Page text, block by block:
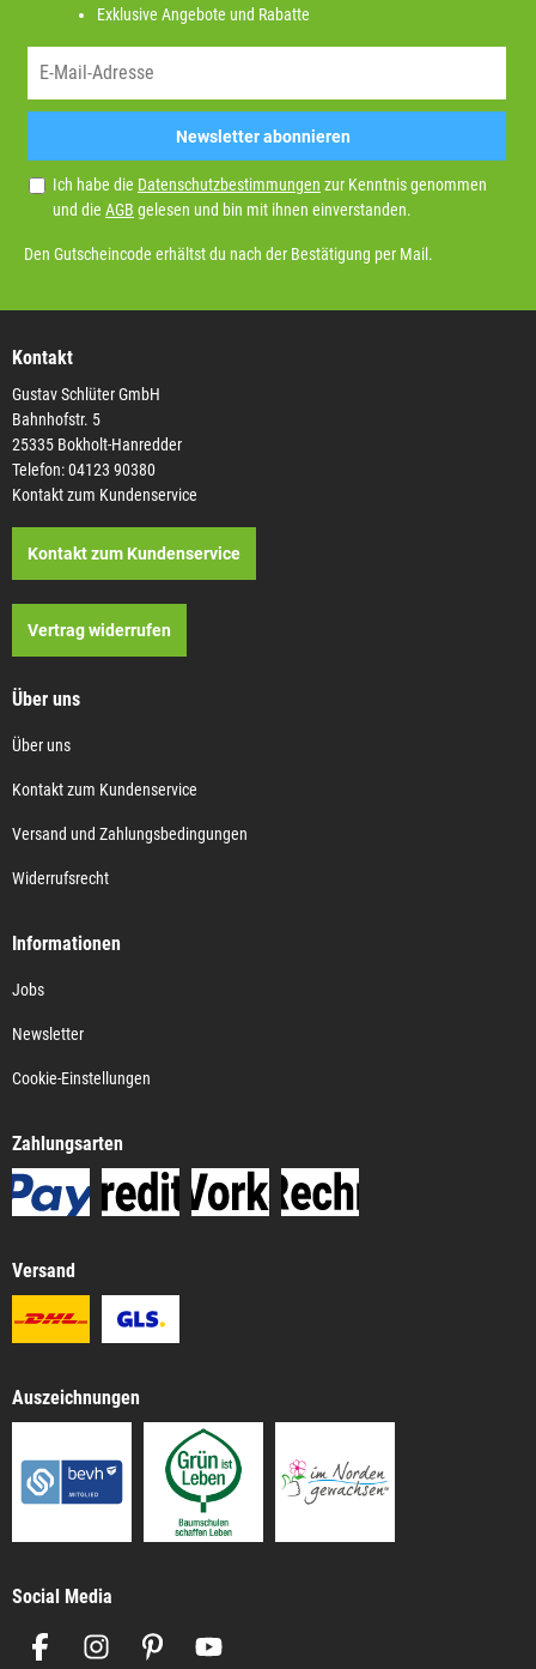
Exklusive Angebote und Rabatte
Newsletter abonnieren
Ich habe die Datenschutzbestimmungen zur Kenntnis genommen
und die AGB gelesen und bin mit ihnen einverstanden.
Den Gutscheincode erhältst du nach der Bestätigung per Mail.
Kontakt
Gustav Schlüter GmbH
Bahnhofstr. 5
25335 Bokholt-Hanredder
Telefon: 04123 90380
Kontakt zum Kundenservice
Kontakt zum Kundenservice
Vertrag widerrufen
Über uns
Über uns
Kontakt zum Kundenservice
Versand und Zahlungsbedingungen
Widerrufsrecht
Informationen
Jobs
Newsletter
Cookie-Einstellungen
Zahlungsarten
Versand
Auszeichnungen
Social Media